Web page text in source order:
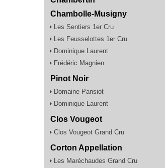
Chambolle-Musigny
Les Sentiers 1er Cru
Les Feusselottes 1er Cru
Dominique Laurent
Frédéric Magnien
Pinot Noir
Domaine Pansiot
Dominique Laurent
Clos Vougeot
Clos Vougeot Grand Cru
Corton Appellation
Les Maréchaudes Grand Cru